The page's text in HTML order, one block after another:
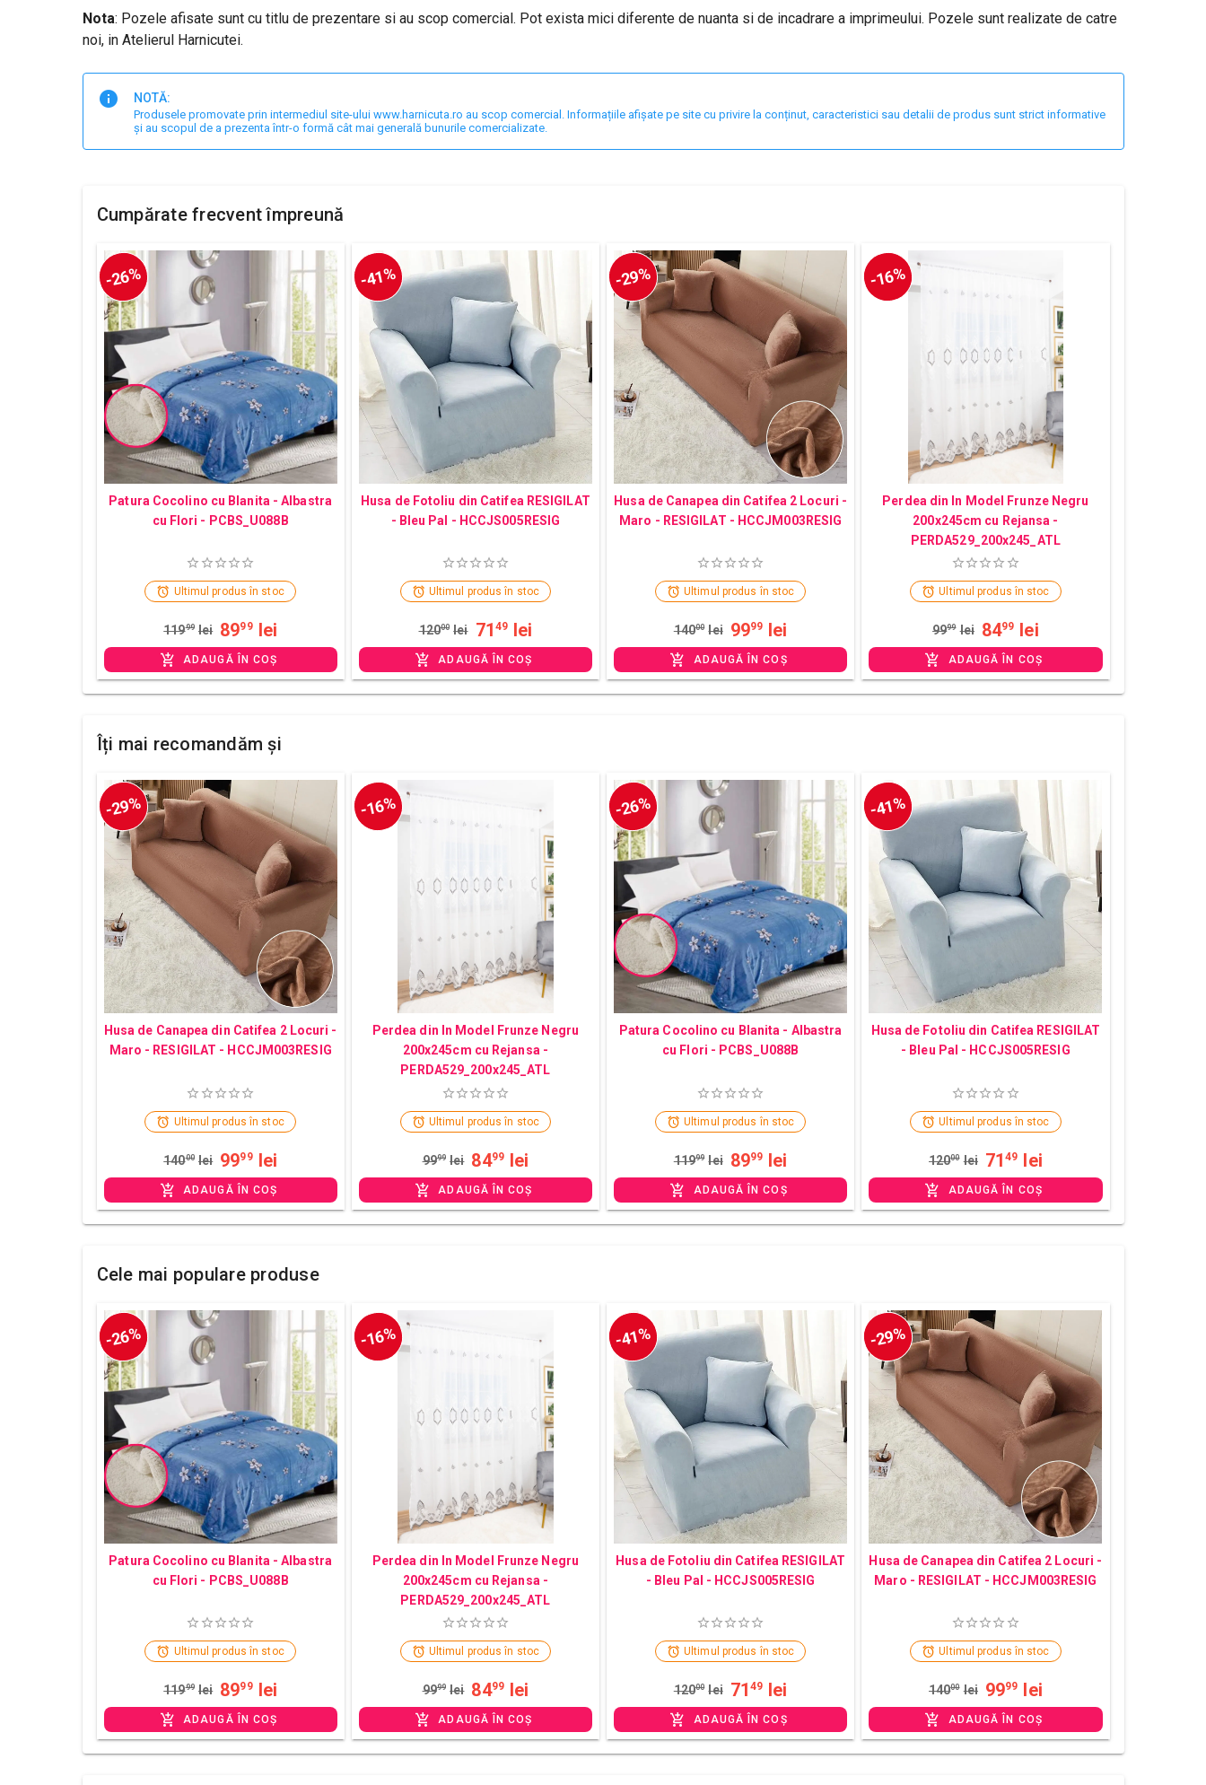
Nota: Pozele afisate sunt cu titlu de prezentare si au scop comercial. Pot exista mici diferente de nuanta si de incadrare a imprimeului. Pozele sunt realizate de catre
noi, in Atelierul Harnicutei.
NOTĂ:
Produsele promovate prin intermediul site-ului www.harnicuta.ro au scop comercial. Informațiile afișate pe site cu privire la conținut, caracteristici sau detalii de produs sunt strict informative
și au scopul de a prezenta într-o formă cât mai generală bunurile comercializate.
Cumpărate frecvent împreună
-26%
Patura Cocolino cu Blanita - Albastra
cu Flori - PCBS_U088B
Ultimul produs în stoc
11999 lei 8999 lei
ADAUGĂ ÎN COȘ
-41%
Husa de Fotoliu din Catifea RESIGILAT
- Bleu Pal - HCCJS005RESIG
Ultimul produs în stoc
12000 lei 71 49 lei
ADAUGĂ ÎN COȘ
-29%
Husa de Canapea din Catifea 2 Locuri -
Maro - RESIGILAT - HCCJM003RESIG
Ultimul produs în stoc
14000 lei 9999 lei
ADAUGĂ ÎN COȘ
-16%
Perdea din In Model Frunze Negru
200x245cm cu Rejansa -
PERDA529_200x245_ATL
Ultimul produs în stoc
9999 lei 8499 lei
ADAUGĂ ÎN COȘ
Îți mai recomandăm și
-29%
Husa de Canapea din Catifea 2 Locuri -
Maro - RESIGILAT - HCCJM003RESIG
Ultimul produs în stoc
14000 lei 9999 lei
ADAUGĂ ÎN COȘ
-16%
Perdea din In Model Frunze Negru
200x245cm cu Rejansa -
PERDA529_200x245_ATL
Ultimul produs în stoc
9999 lei 8499 lei
ADAUGĂ ÎN COȘ
-26%
Patura Cocolino cu Blanita - Albastra
cu Flori - PCBS_U088B
Ultimul produs în stoc
11999 lei 8999 lei
ADAUGĂ ÎN COȘ
-41%
Husa de Fotoliu din Catifea RESIGILAT
- Bleu Pal - HCCJS005RESIG
Ultimul produs în stoc
12000 lei 7149 lei
ADAUGĂ ÎN COȘ
Cele mai populare produse
-26%
Patura Cocolino cu Blanita - Albastra
cu Flori - PCBS_U088B
Ultimul produs în stoc
11999 lei 8999 lei
ADAUGĂ ÎN COȘ
-16%
Perdea din In Model Frunze Negru
200x245cm cu Rejansa -
PERDA529_200x245_ATL
Ultimul produs în stoc
9999 lei 8499 lei
ADAUGĂ ÎN COȘ
-41%
Husa de Fotoliu din Catifea RESIGILAT
- Bleu Pal - HCCJS005RESIG
Ultimul produs în stoc
12000 lei 71 49 lei
ADAUGĂ ÎN COȘ
-29%
Husa de Canapea din Catifea 2 Locuri -
Maro - RESIGILAT - HCCJM003RESIG
Ultimul produs în stoc
14000 lei 9999 lei
ADAUGĂ ÎN COȘ